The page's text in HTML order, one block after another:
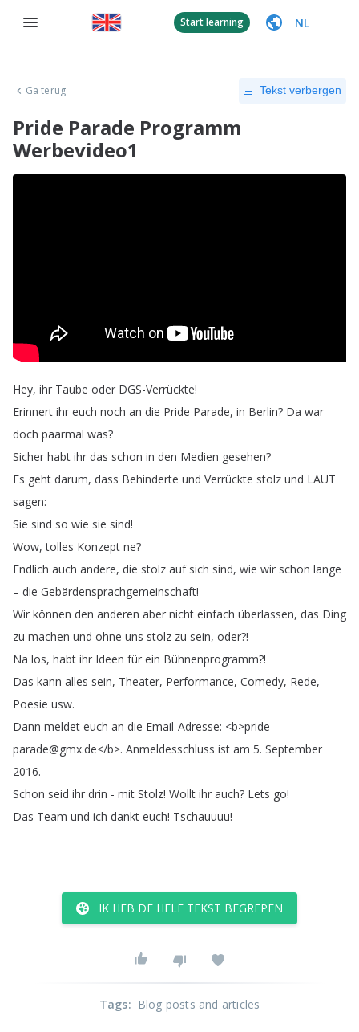
Start learning NL
Ga terug Tekst verbergen
Pride Parade Programm
Werbevideo1
Hey, ihr Taube oder DGS-Verrückte!
Erinnert ihr euch noch an die Pride Parade, in Berlin? Da war
doch paarmal was?
Sicher habt ihr das schon in den Medien gesehen?
Es geht darum, dass Behinderte und Verrückte stolz und LAUT
sagen:
Sie sind so wie sie sind!
Wow,tolles Konzept ne?
Endlich auch andere, die stolz auf sich sind, wie wir schon lange
– die Gebärdensprachgemeinschaft!
Wir können den anderen aber nicht einfach überlassen, das Ding
zu machen und ohne uns stolz zu sein, oder?!
Na los, habt ihr Ideen für ein Bühnenprogramm?!
Das kann alles sein, Theater, Performance, Comedy, Rede,
Poesie usw.
Dann meldet euch an die Email-Adresse: <b>pride-
parade@gmx.de</b>. Anmeldesschluss ist am 5. September
2016.
Schon seid ihr drin - mit Stolz! Wollt ihr auch? Lets go!
Das Team und ich dankt euch! Tschauuuu!
IK HEB DE HELE TEKST BEGREPEN
Tags: Blog posts and articles